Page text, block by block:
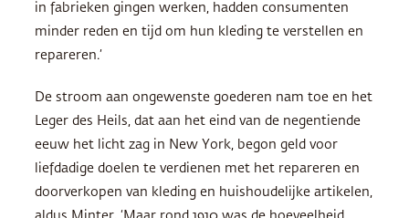
in fabrieken gingen werken, hadden consumenten
minder reden en tijd om hun kleding te verstellen en
repareren.’
De stroom aan ongewenste goederen nam toe en het
Leger des Heils, dat aan het eind van de negentiende
eeuw het licht zag in New York, begon geld voor
liefdadige doelen te verdienen met het repareren en
doorverkopen van kleding en huishoudelijke artikelen,